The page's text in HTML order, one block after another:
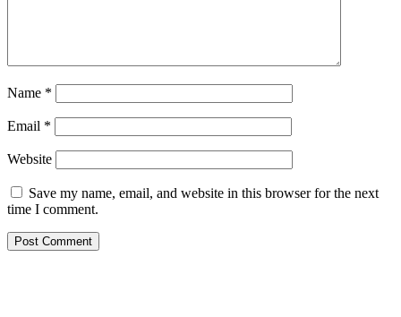
Name *
Email *
Website
Save my name, email, and website in this browser for the next
time I comment.